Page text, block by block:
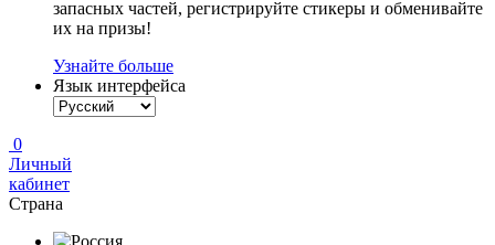
запасных частей, регистрируйте стикеры и обменивайте
их на призы!
Узнайте больше
Язык интерфейса
0
Личный
кабинет
Страна